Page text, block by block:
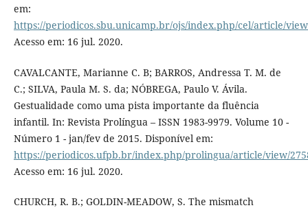
em:
https://periodicos.sbu.unicamp.br/ojs/index.php/cel/article/
Acesso em: 16 jul. 2020.
CAVALCANTE, Marianne C. B; BARROS, Andressa T. M. de
C.; SILVA, Paula M. S. da; NÓBREGA, Paulo V. Ávila.
Gestualidade como uma pista importante da fluência
infantil. In: Revista Prolíngua – ISSN 1983-9979. Volume 10 -
Número 1 - jan/fev de 2015. Disponível em:
https://periodicos.ufpb.br/index.php/prolingua/article/view/
Acesso em: 16 jul. 2020.
CHURCH, R. B.; GOLDIN-MEADOW, S. The mismatch